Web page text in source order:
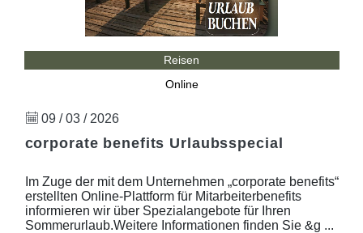
Reisen
Online
09 / 03 / 2026
corporate benefits Urlaubsspecial
Im Zuge der mit dem Unternehmen „corporate benefits“
erstellten Online-Plattform für Mitarbeiterbenefits
informieren wir über Spezialangebote für Ihren
Sommerurlaub.Weitere Informationen finden Sie &g ...